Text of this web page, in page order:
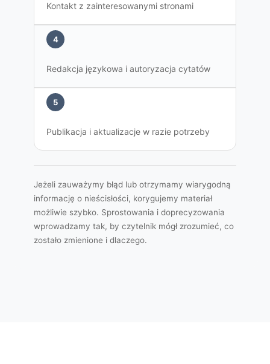
Kontakt z zainteresowanymi stronami
4
Redakcja językowa i autoryzacja cytatów
5
Publikacja i aktualizacje w razie potrzeby
Jeżeli zauważymy błąd lub otrzymamy wiarygodną
informację o nieścisłości, korygujemy materiał
możliwie szybko. Sprostowania i doprecyzowania
wprowadzamy tak, by czytelnik mógł zrozumieć, co
zostało zmienione i dlaczego.